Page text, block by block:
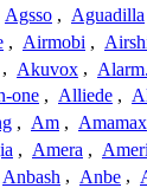
Agsso , Aguadilla
, Airmobi ,
, Akuvox ,
one , Alliede ,
, Am , Amamax
, Amera ,
Anbash , Anbe ,